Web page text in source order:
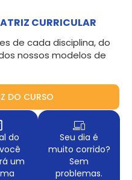
CURRICULAR
de cada disciplina, do
nossos modelos de
DO CURSO
do
um
Seu dia é
muito corrido?
Sem
problemas.